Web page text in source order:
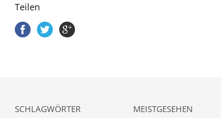
Teilen
SCHLAGWÖRTER MEISTGESEHEN